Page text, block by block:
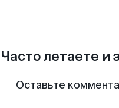
Часто летаете и
Оставьте